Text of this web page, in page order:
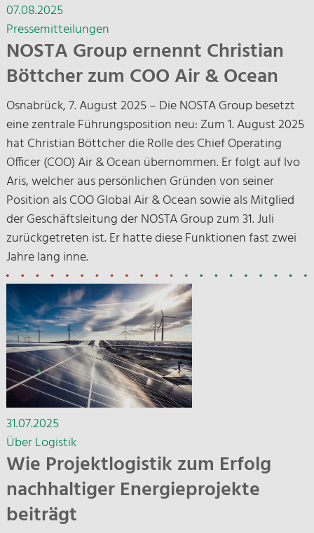
07.08.2025
Pressemitteilungen
NOSTA Group ernennt Christian
Böttcher zum COO Air & Ocean
Osnabrück, 7. August 2025 – Die NOSTA Group besetzt
eine zentrale Führungsposition neu: Zum 1. August 2025
hat Christian Böttcher die Rolle des Chief Operating
Officer (COO) Air & Ocean übernommen. Er folgt auf Ivo
Aris, welcher aus persönlichen Gründen von seiner
Position als COO Global Air & Ocean sowie als Mitglied
der Geschäftsleitung der NOSTA Group zum 31. Juli
zurückgetreten ist. Er hatte diese Funktionen fast zwei
Jahre lang inne.
31.07.2025
Über Logistik
Wie Projektlogistik zum Erfolg
nachhaltiger Energieprojekte
beiträgt